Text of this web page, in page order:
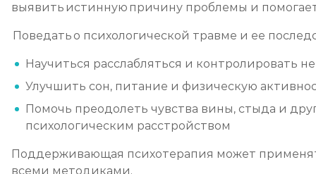
выявить истинную причину проблемы и
Поведать о психологической травме и ее
Научиться расслабляться и контролировать
Улучшить сон, питание и физическую
Помочь преодолеть чувства вины, стыда и
психологическим расстройством
Поддерживающая психотерапия может
всеми методиками.